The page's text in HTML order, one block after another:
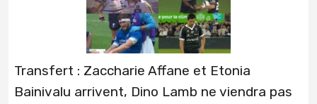
Transfert : Zaccharie Affane et Etonia
Bainivalu arrivent, Dino Lamb ne viendra pas